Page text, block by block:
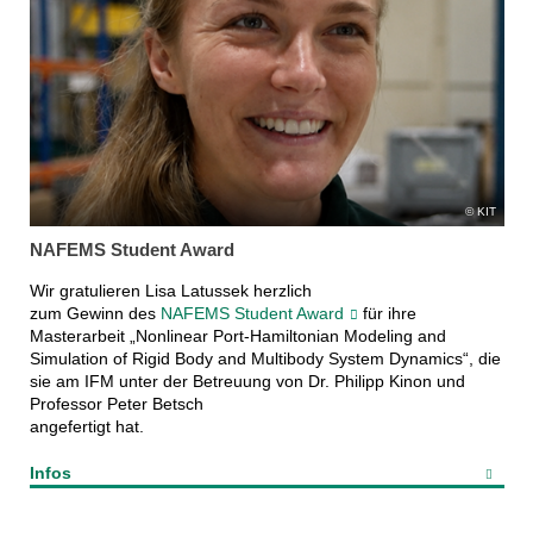
KIT
NAFEMS Student Award
Wir gratulieren Lisa Latussek herzlich
zum Gewinn des NAFEMS Student Award
für ihre
Masterarbeit „Nonlinear Port-Hamiltonian Modeling and
Simulation of Rigid Body and Multibody System Dynamics“, die
sie am IFM unter der Betreuung von Dr. Philipp Kinon und
Professor Peter Betsch
angefertigt hat.
Infos